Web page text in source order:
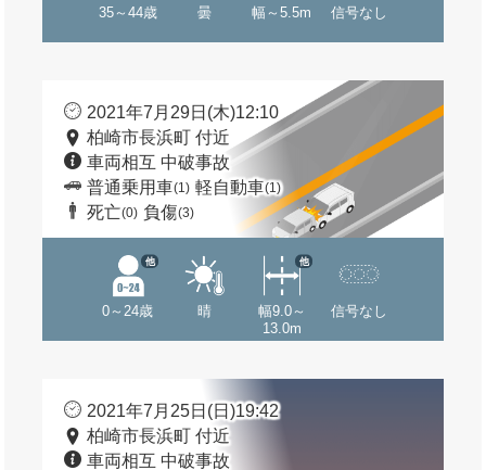
35～44歳 曇 幅～5.5m 信号なし
2021年7月29日(木)12:10
柏崎市長浜町 付近
車両相互 中破事故
普通乗用車(1) 軽自動車(1)
死亡(0) 負傷(3)
0～24歳
他
晴
幅9.0～
13.0m
他
信号なし
2021年7月25日(日)19:42
柏崎市長浜町 付近
車両相互 中破事故